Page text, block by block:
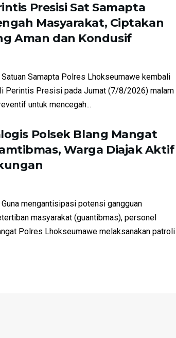
Presisi Sat Samapta
Masyarakat, Ciptakan
Aman dan Kondusif
Samapta Polres Lhokseumawe kembali
Perintis Presisi pada Jumat (7/8/2026) malam
untuk mencegah...
Polsek Blang Mangat
Warga Diajak Aktif
mengantisipasi potensi gangguan
masyarakat (guantibmas), personel
Polres Lhokseumawe melaksanakan patroli